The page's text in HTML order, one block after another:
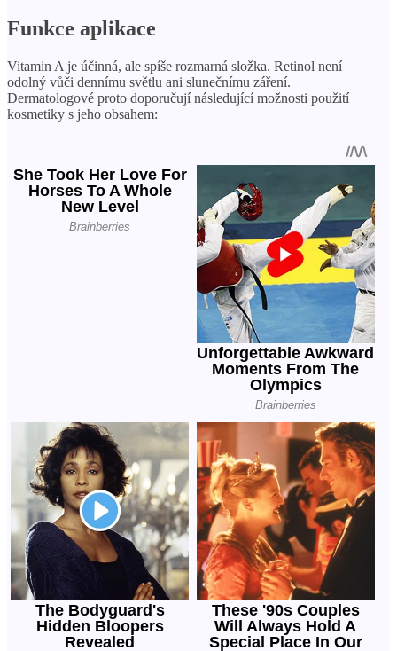
Funkce aplikace
Vitamin A je účinná, ale spíše rozmarná složka. Retinol není
odolný vůči dennímu světlu ani slunečnímu záření.
Dermatologové proto doporučují následující možnosti použití
kosmetiky s jeho obsahem: